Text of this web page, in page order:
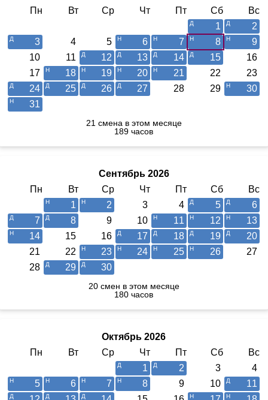
Пн
Вт Ср Чт Пт Сб
Вс
1
2
3
4 5 6 7 8
9
10
11 12 13 14 15
16
17
18 19 20 21 22
23
24
25 26 27 28 29
30
31
21 смена в этом месяце
189 часов
Сентябрь 2026
Пн
Вт Ср Чт Пт Сб
Вс
1
2 3 4 5
6
7
8 9 10 11 12
13
14
15 16 17 18 19
20
21
22 23 24 25 26
27
28
29 30
20 смен в этом месяце
180 часов
Октябрь 2026
Пн
Вт Ср Чт Пт Сб
Вс
1
2 3
4
5
6 7 8 9 10
11